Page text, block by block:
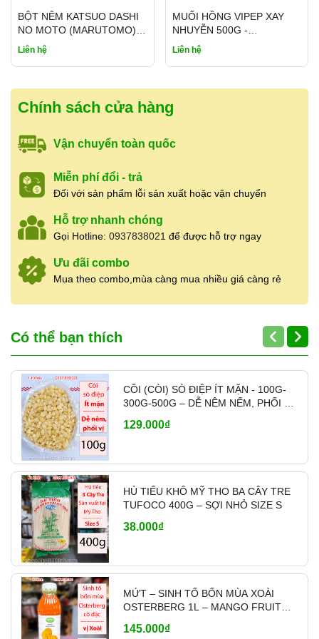
Dùng làm nước chấm cho các món
luộc, hấp, chiên, nướng.
Nêm canh, kho cá, kho thịt, rim, xào.
ngọt.
hằng ngày.
HƯỚNG DẪN SỬ DỤNG
Dùng trực tiếp hoặc nêm nếm trong quá
trình chế biến món ăn. Lắc nhẹ trước khi sử
dụng nếu cần.
Bảo quản nơi khô ráo, thoáng mát.
cao.
THÔNG TIN SẢN PHẨM
Tên sản phẩm:
Nhãn Ngọc
Dung tích:
500ml
Độ đạm: 40°
Tỷ lệ cốt nhỉ:
Xuất xứ:Việt Nam
Hạn sử dụng:
THÔNG TIN CỬA HÀNG GIA VỊ ÚT XINH
BỘT NÊM KATSUO DASHI
NO MOTO (MARUTOMO)
1KG
Liên hệ
MUỐI HỒNG VIPEP XAY
NHUYỄN 500G -
HIMALAYAN PINK SALT
Liên hệ
Chính sách cửa hàng
Vận chuyển toàn quốc
Miễn phí đổi - trả
Đối với sản phẩm lỗi sản xuất hoặc vận chuyển
Hỗ trợ nhanh chóng
Gọi Hotline: 0937838021 để được hỗ trợ ngay
Ưu đãi combo
Mua theo combo,mùa càng mua nhiều giá càng rẻ
Có thể bạn thích
CỒI (CÒI) SÒ ĐIỆP ÍT MẶN - 100G-
300G-500G – DỄ NÊM NẾM, PHỐI VỊ
129.000₫
HỦ TIẾU KHÔ MỸ THO BA CÂY TRE
TUFOCO 400G – SỢI NHỎ SIZE S
38.000₫
MỨT – SINH TỐ BỐN MÙA XOÀI
OSTERBERG 1L – MANGO FRUIT
145.000₫